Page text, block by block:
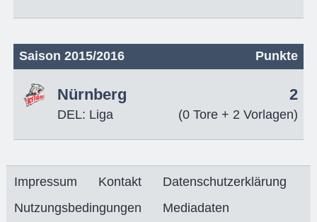
Saison 2015/2016 Punkte
Nürnberg
DEL: Liga
2
(0 Tore + 2 Vorlagen)
Impressum Kontakt
Datenschutzerklärung
Nutzungsbedingungen
Mediadaten